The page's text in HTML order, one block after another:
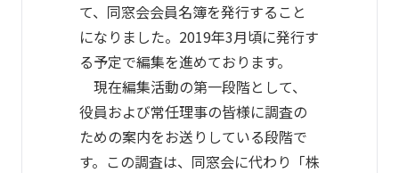
て、同窓会会員名簿を発行すること
になりました。2019年3月頃に発行す
る予定で編集を進めております。
現在編集活動の第一段階として、
役員および常任理事の皆様に調査の
ための案内をお送りしている段階で
す。この調査は、同窓会に代わり「株